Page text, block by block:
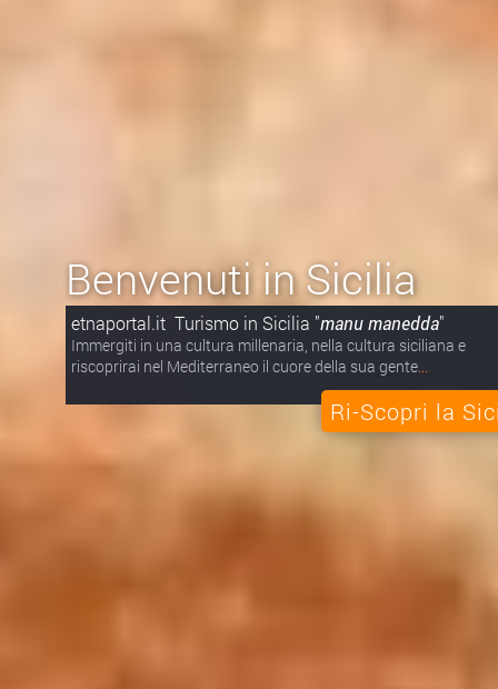
Benvenuti in Sicilia
etnaportal.it Turismo in Sicilia "manu manedda"
Immergiti in una cultura millenaria, nella cultura siciliana e
riscoprirai nel Mediterraneo il cuore della sua gente...